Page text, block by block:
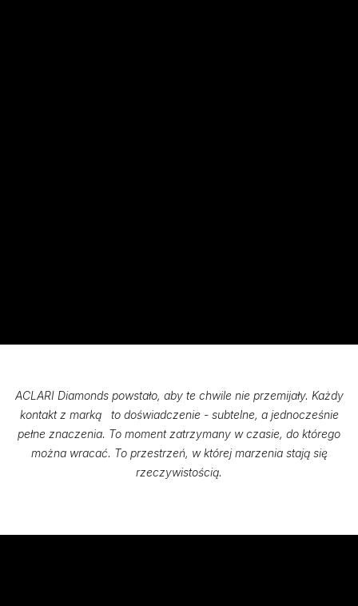
ACLARI Diamonds powstało, aby te chwile nie przemijały. Każdy
kontakt z marką to doświadczenie - subtelne, a jednocześnie
pełne znaczenia. To moment zatrzymany w czasie, do którego
można wracać. To przestrzeń, w której marzenia stają się
rzeczywistością.